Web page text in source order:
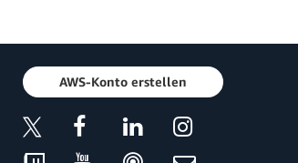
AWS-Konto erstellen